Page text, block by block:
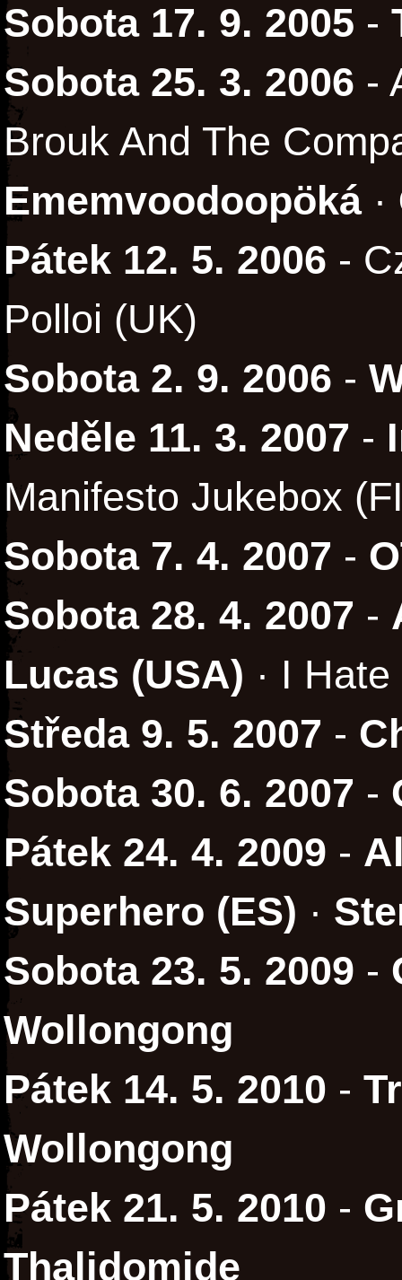
Sobota 17. 9. 2005 -
Sobota 25. 3. 2006 -
Brouk And The
Ememvoodoopöká·
Pátek 12. 5. 2006 -
Polloi (UK)
Sobota 2. 9. 2006 -
Neděle 11. 3. 2007 -
Manifesto Jukebox
Sobota 7. 4. 2007 -
Sobota 28. 4. 2007 -
Lucas (USA) · I
Středa 9. 5. 2007 -
Sobota 30. 6. 2007 -
Pátek 24. 4. 2009 -
Superhero (ES) ·
Sobota 23. 5. 2009 -
Wollongong
Pátek 14. 5. 2010 -
Wollongong
Pátek 21. 5. 2010 -
Thalidomide